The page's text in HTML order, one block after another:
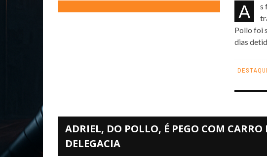
As fãs do Adriel vão poder dormir mais
Pollo foi
dias
ADRIEL, DO POLLO, É PEGO COM
DELEGACIA